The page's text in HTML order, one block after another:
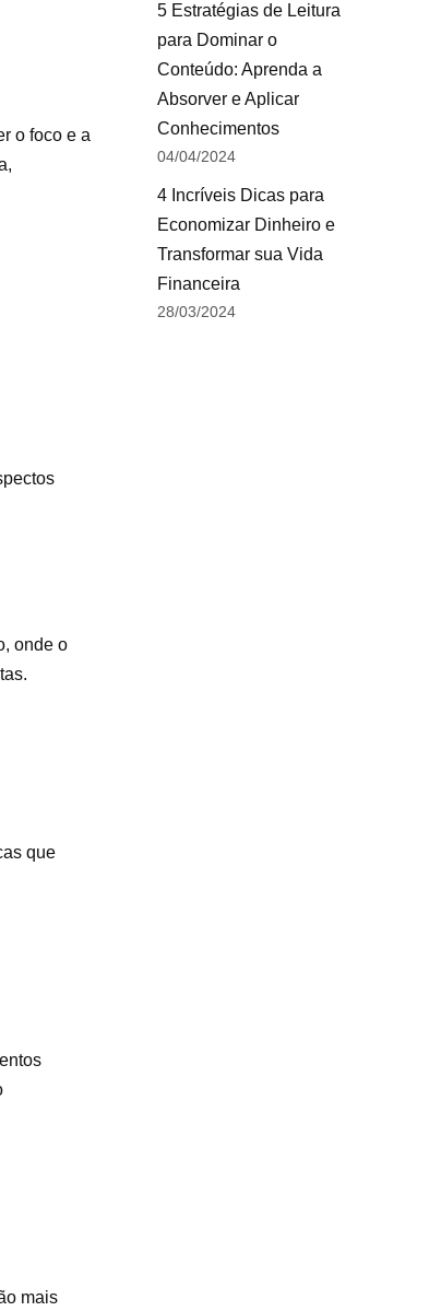
o foco e a
onde o
que
mais
5 Estratégias de Leitura
para Dominar o
Conteúdo: Aprenda a
Absorver e Aplicar
Conhecimentos
04/04/2024
4 Incríveis Dicas para
Economizar Dinheiro e
Transformar sua Vida
Financeira
28/03/2024